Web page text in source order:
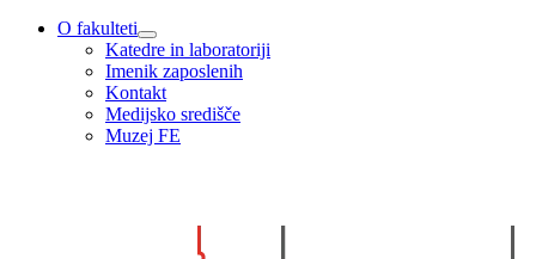
O fakulteti
Katedre in laboratoriji
Imenik zaposlenih
Kontakt
Medijsko središče
Muzej FE